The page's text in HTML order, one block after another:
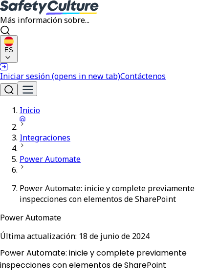
Más información sobre...
ES
Iniciar sesión(opens in new tab)Contáctenos
Inicio
Integraciones
Power Automate
Power Automate: inicie y complete previamente
inspecciones con elementos de SharePoint
Power Automate
Última actualización: 18 de junio de 2024
Power Automate: inicie y complete previamente
inspecciones con elementos de SharePoint